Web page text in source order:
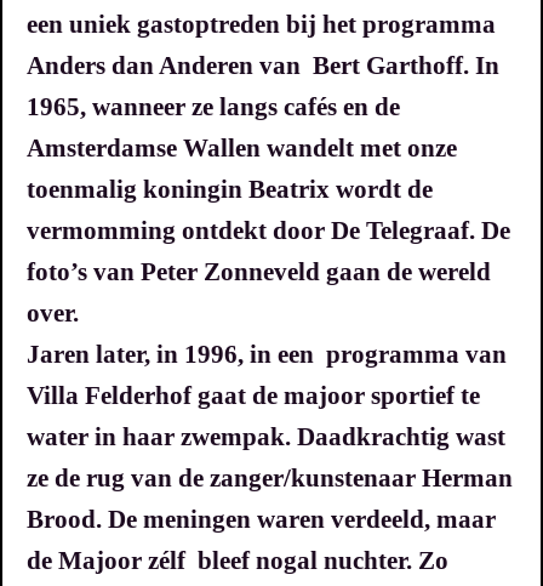
een uniek gastoptreden bij het programma
Anders dan Anderen van Bert Garthoff. In
1965, wanneer ze langs cafés en de
Amsterdamse Wallen wandelt met onze
toenmalig koningin Beatrix wordt de
vermomming ontdekt door De Telegraaf. De
foto’s van Peter Zonneveld gaan de wereld
over.
Jaren later, in 1996, in een programma van
Villa Felderhof gaat de majoor sportief te
water in haar zwempak. Daadkrachtig wast
ze de rug van de zanger/kunstenaar Herman
Brood. De meningen waren verdeeld, maar
de Majoor zélf bleef nogal nuchter. Zo